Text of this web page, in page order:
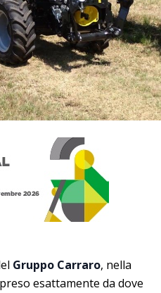
Gruppo Carraro, nella
esattamente da dove